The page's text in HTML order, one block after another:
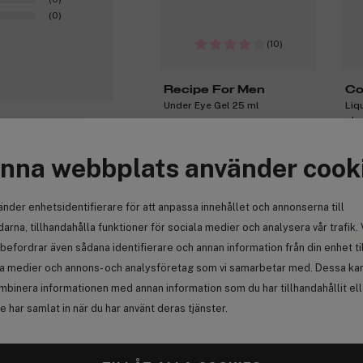
webbplats använder
enhetsidentifierare för att anpassa innehållet och annonserna till
tillhandahålla funktioner för sociala medier och analysera vår trafik.
även sådana identifierare och annan information från din enhet
medier och annons- och analysföretag som vi samarbetar med. Dessa
informationen med annan information som du har tillhandahållit
har samlat in när du har använt deras tjänster.
(10)
Recipe For Men
Under Eye Gel 25 ml
-15%
-
(0)
No sticky
Anmäl